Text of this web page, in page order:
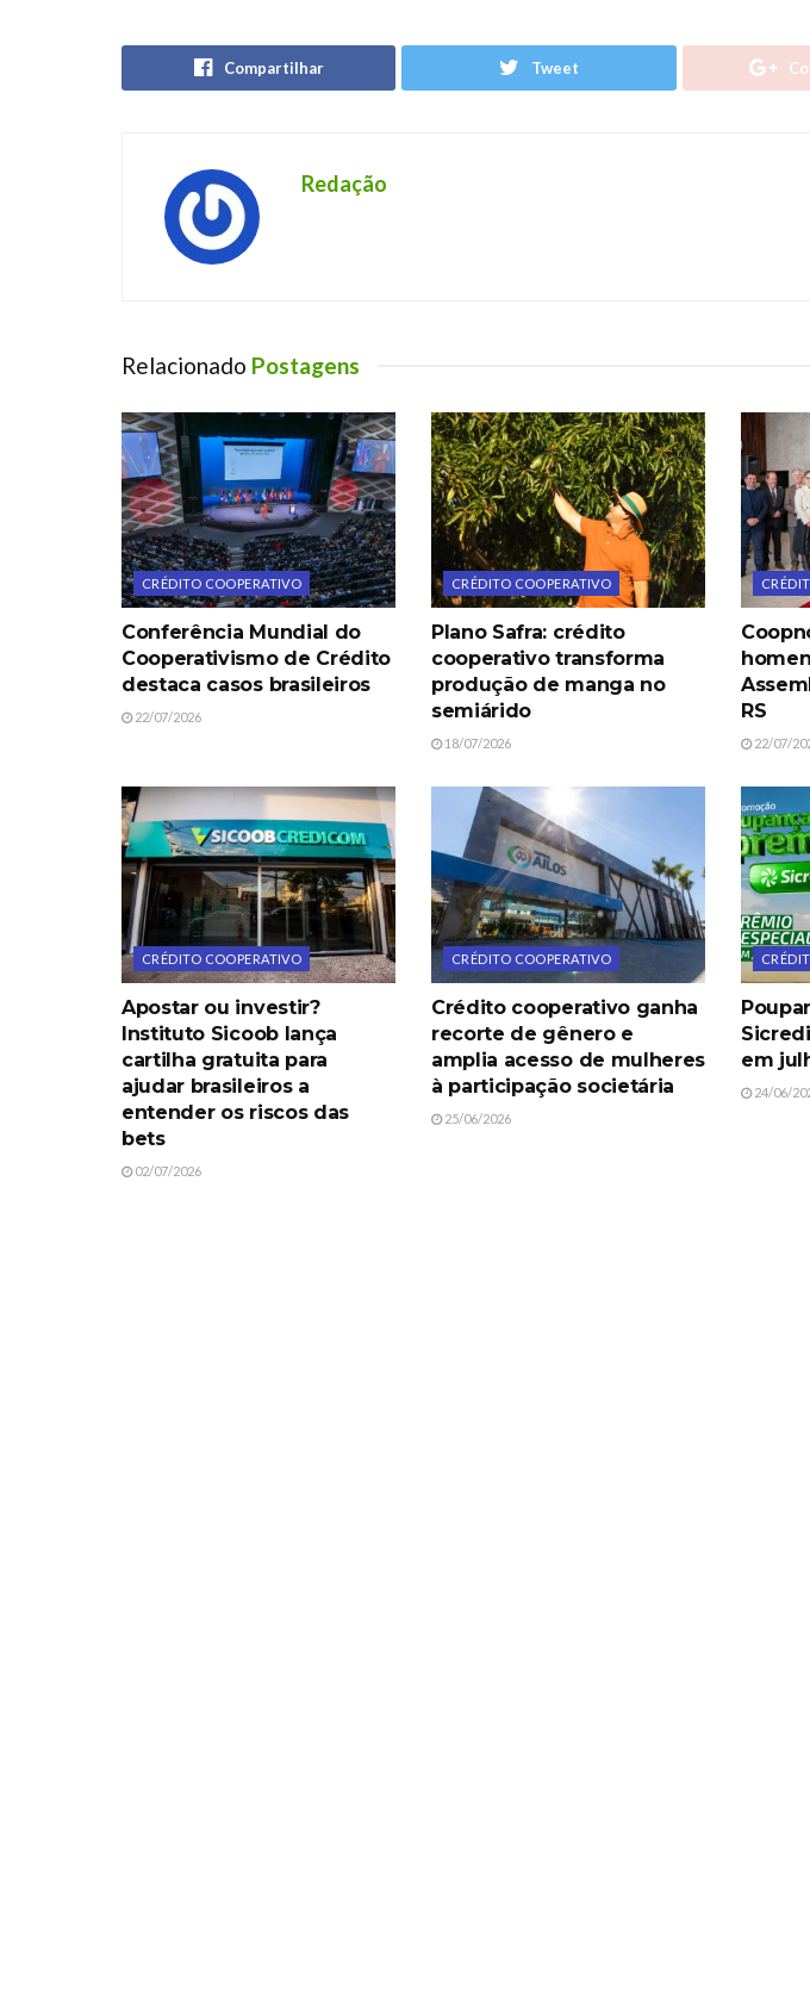
Compartilhar Tweet
Redação
Relacionado Postagens
CRÉDITO COOPERATIVO
Conferência Mundial do
Cooperativismo de Crédito
destaca casos brasileiros
22/07/2026
CRÉDITO COOPERATIVO
Plano Safra: crédito
cooperativo transforma
produção de manga no
semiárido
18/07/2026
RS
22/07/
CRÉDITO COOPERATIVO
Apostar ou investir?
Instituto Sicoob lança
cartilha gratuita para
ajudar brasileiros a
entender os riscos das
bets
02/07/2026
CRÉDITO COOPERATIVO
Crédito cooperativo ganha
recorte de gênero e
amplia acesso de mulheres
à participação societária
25/06/2026
em
24/06/